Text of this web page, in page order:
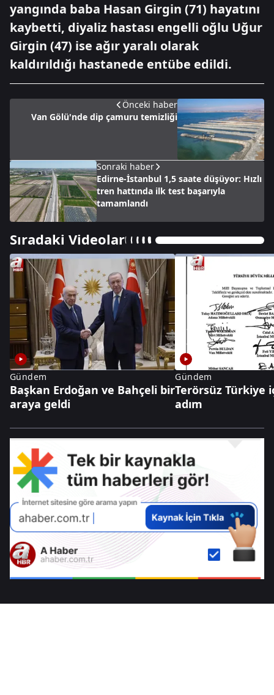
yangında baba Hasan Girgin (71) hayatını
kaybetti, diyaliz hastası engelli oğlu Uğur
Girgin (47) ise ağır yaralı olarak
kaldırıldığı hastanede entübe edildi.
Önceki haber
Van Gölü'nde dip çamuru temizliği
Sonraki haber
Edirne-İstanbul 1,5 saate düşüyor: Hızlı
tren hattında ilk test başarıyla
tamamlandı
Sıradaki Videolar
Gündem
Başkan Erdoğan ve Bahçeli bir
araya geldi
Gündem
Terörsüz Türkiye
adım